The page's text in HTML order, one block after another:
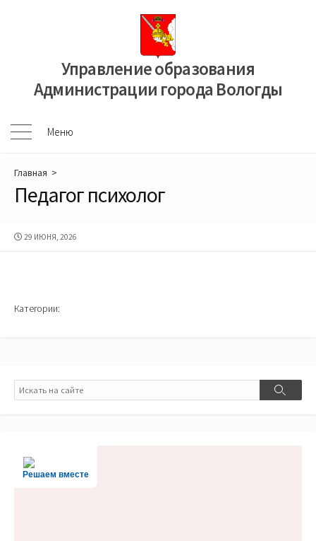
Управление образования
Администрации города Вологды
Меню
Меню
Главная >
Педагог психолог
ДАТА
29 ИЮНЯ, 2026
Категории:
Поиск
Поиск
Решаем вместе